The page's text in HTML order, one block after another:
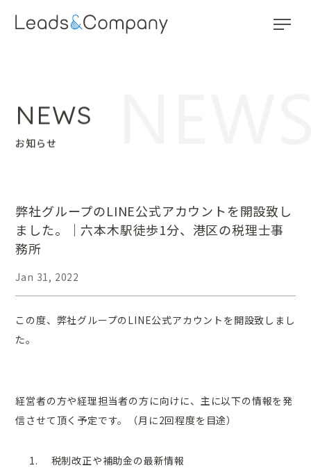
選ばれる理由
採用情報
Privacy Policy
NEWS
お知らせ
弊社グループのLINE公式アカウントを開設致し
ました。｜六本木駅徒歩1分、港区の税理士事
務所
Jan 31, 2022
この度、弊社グループのLINE公式アカウントを開設致しまし
た。
経営者の方や経理担当者の方に向けに、主に以下の情報を発
信させて頂く予定です。（月に2回程度を目途）
税制改正や補助金の最新情報